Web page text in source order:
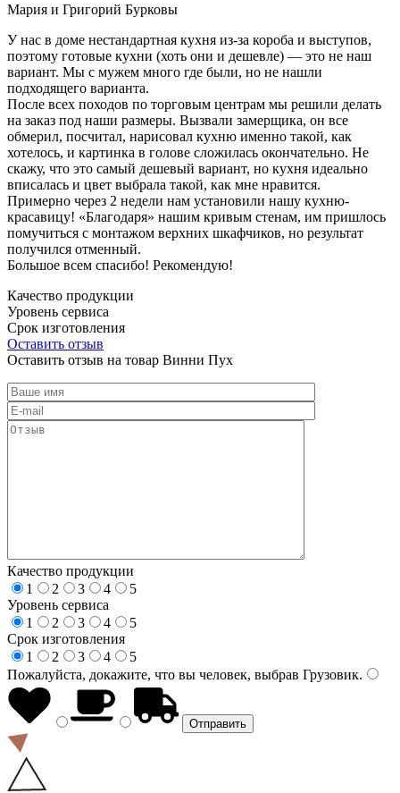
Мария и Григорий Бурковы
У нас в доме нестандартная кухня из-за короба и выступов,
поэтому готовые кухни (хоть они и дешевле) — это не наш
вариант. Мы с мужем много где были, но не нашли
подходящего варианта.
После всех походов по торговым центрам мы решили делать
на заказ под наши размеры. Вызвали замерщика, он все
обмерил, посчитал, нарисовал кухню именно такой, как
хотелось, и картинка в голове сложилась окончательно. Не
скажу, что это самый дешевый вариант, но кухня идеально
вписалась и цвет выбрала такой, как мне нравится.
Примерно через 2 недели нам установили нашу кухню-
красавицу! «Благодаря» нашим кривым стенам, им пришлось
помучиться с монтажом верхних шкафчиков, но результат
получился отменный.
Большое всем спасибо! Рекомендую!
Качество продукции
Уровень сервиса
Срок изготовления
Оставить отзыв
Оставить отзыв на товар Винни Пух
Качество продукции
1
2 3 4
5
Уровень сервиса
1
2 3 4
5
Срок изготовления
1
2 3 4
5
Пожалуйста, докажите, что вы человек, выбрав Грузовик.